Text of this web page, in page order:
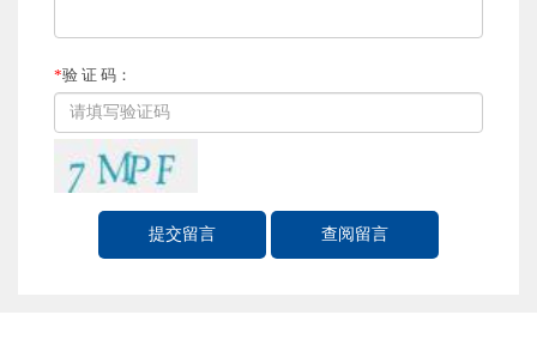
*验 证 码：
提交留言 查阅留言